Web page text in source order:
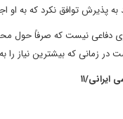
به پذیرش توافق نکرد که به
دفاعی نیست که صرفاً حول
زمانی که بیشترین نیاز را به
ایرانی/۱۱